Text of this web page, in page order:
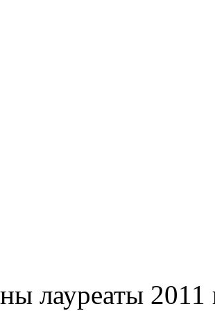
лауреаты 2011